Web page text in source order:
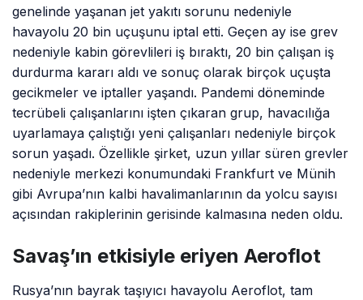
genelinde yaşanan jet yakıtı sorunu nedeniyle
havayolu 20 bin uçuşunu iptal etti. Geçen ay ise grev
nedeniyle kabin görevlileri iş bıraktı, 20 bin çalışan iş
durdurma kararı aldı ve sonuç olarak birçok uçuşta
gecikmeler ve iptaller yaşandı. Pandemi döneminde
tecrübeli çalışanlarını işten çıkaran grup, havacılığa
uyarlamaya çalıştığı yeni çalışanları nedeniyle birçok
sorun yaşadı. Özellikle şirket, uzun yıllar süren grevler
nedeniyle merkezi konumundaki Frankfurt ve Münih
gibi Avrupa’nın kalbi havalimanlarının da yolcu sayısı
açısından rakiplerinin gerisinde kalmasına neden oldu.
Savaş’ın etkisiyle eriyen Aeroflot
Rusya’nın bayrak taşıyıcı havayolu Aeroflot, tam